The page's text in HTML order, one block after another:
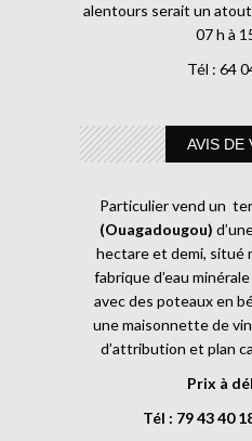
alentours serait un
07 h à
Tél : 64
AVIS DE
Particulier vend un
(Ouagadougou)
hectare et demi, situé
fabrique d’eau
avec des poteaux en
une maisonnette de
d’attribution et plan
Prix à
Tél : 79 43 40